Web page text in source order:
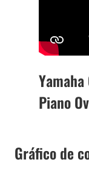
Piano
Gráfico de